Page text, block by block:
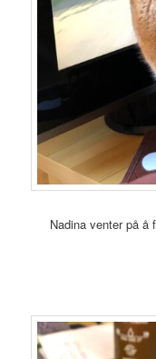
Nadina venter på